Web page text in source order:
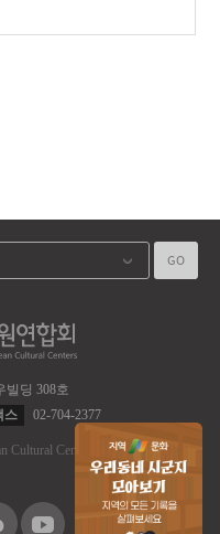
빌딩 308호
스 02-704-2377
Cultural Centers.
ALL RIGHT RES
GO